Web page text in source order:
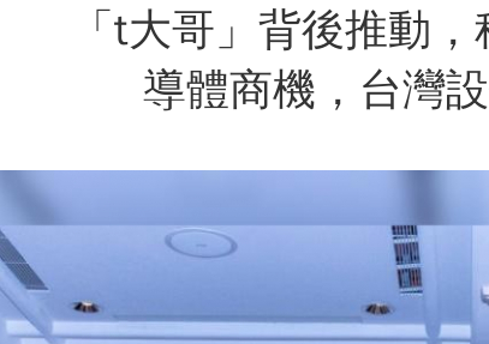
「t大哥」背後推動
導體商機，台灣